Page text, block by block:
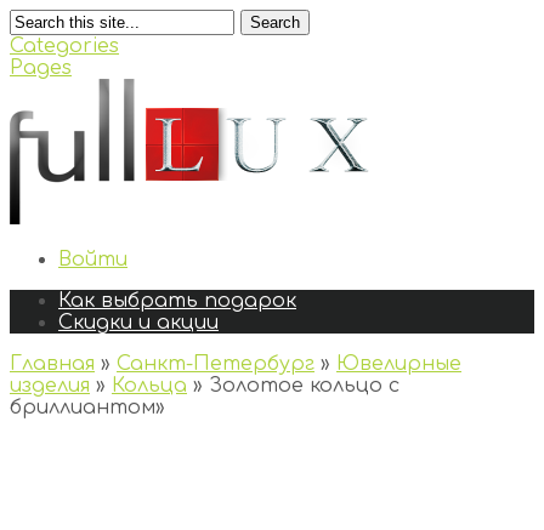
Search
Categories
Pages
Войти
Как выбрать подарок
Скидки и акции
Главная » Санкт-Петербург » Ювелирные
изделия » Кольца » Золотое кольцо с
бриллиантом»